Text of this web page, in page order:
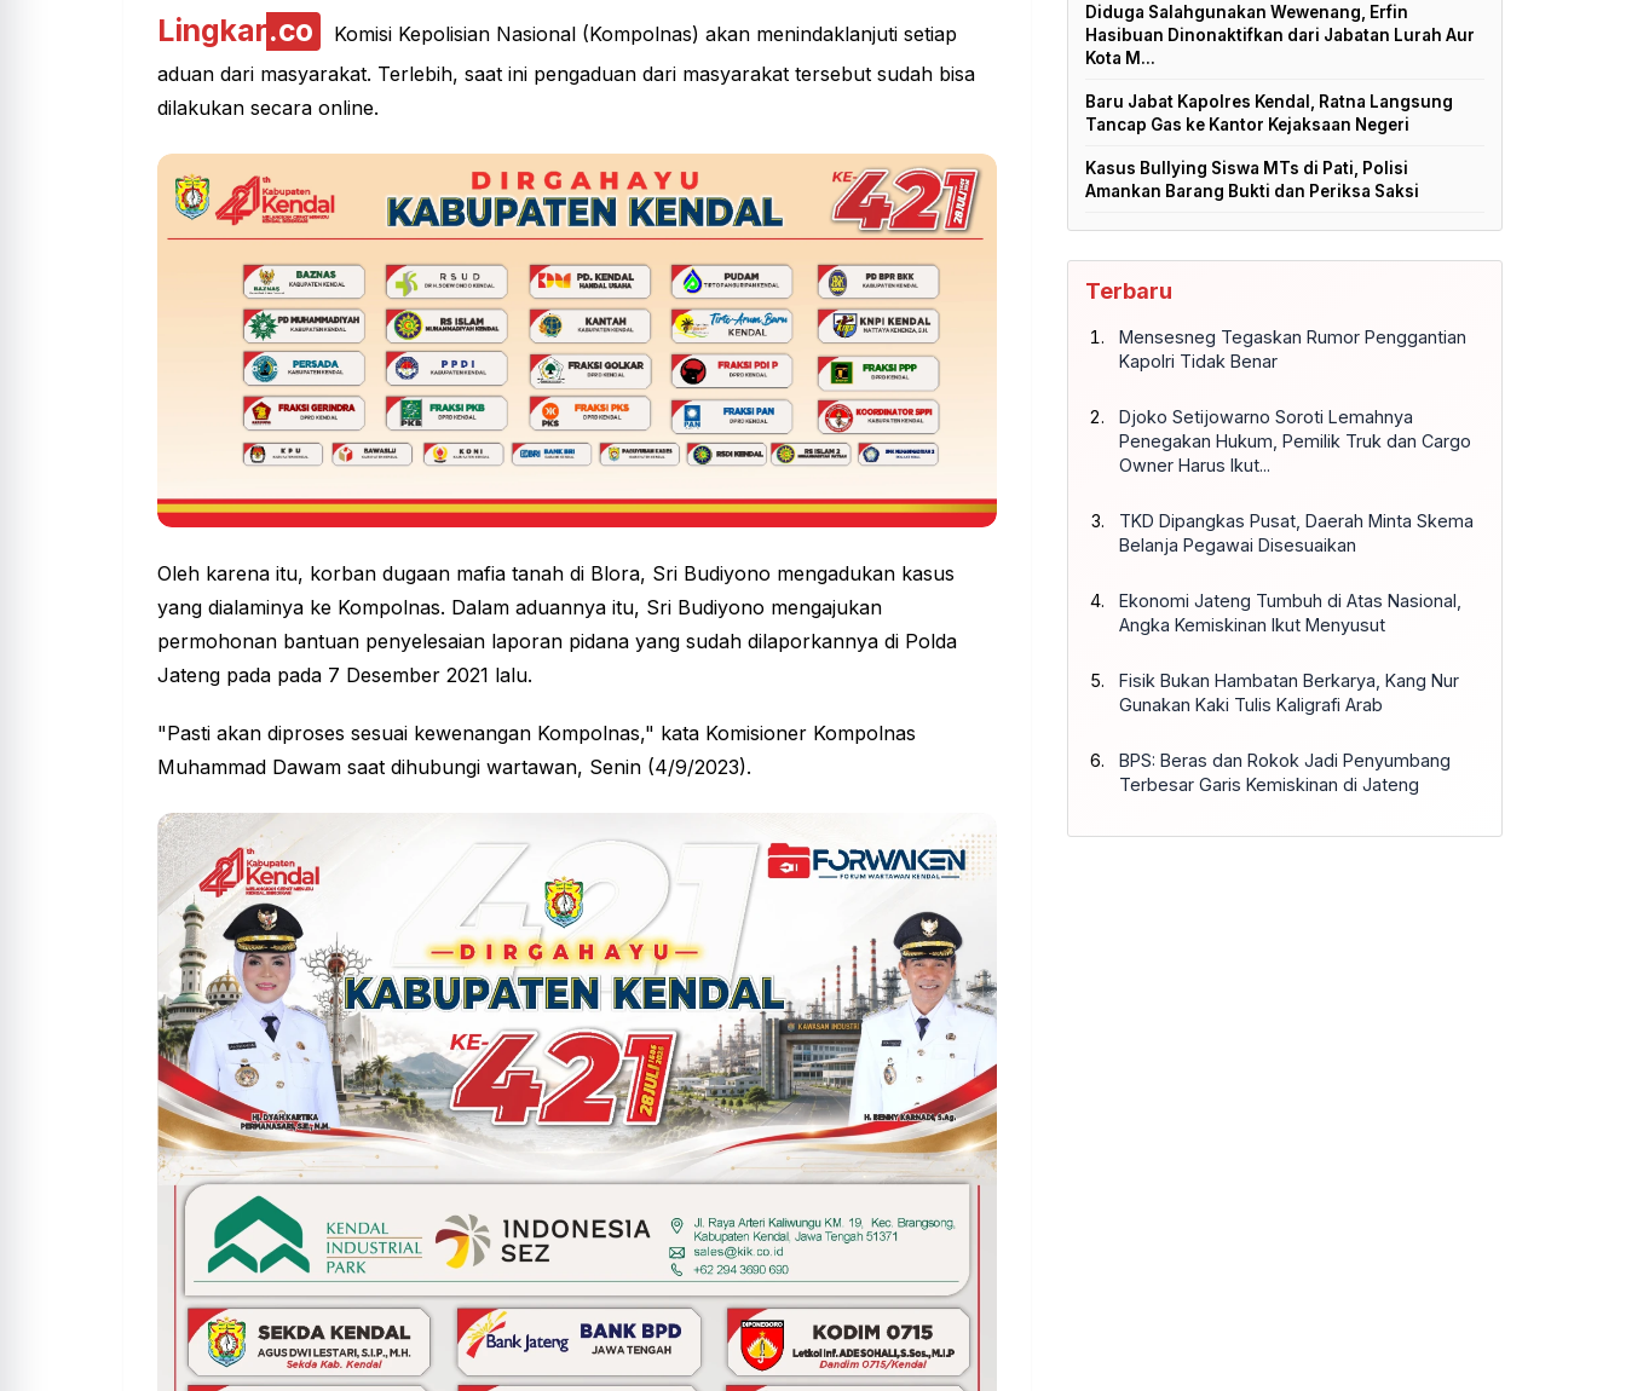
Lingkar.co
Komisi Kepolisian Nasional (Kompolnas) akan menindaklanjuti setiap
aduan dari masyarakat. Terlebih, saat ini pengaduan dari masyarakat tersebut sudah bisa
dilakukan secara online.
Oleh karena itu, korban dugaan mafia tanah di Blora, Sri Budiyono mengadukan kasus
yang dialaminya ke Kompolnas. Dalam aduannya itu, Sri Budiyono mengajukan
permohonan bantuan penyelesaian laporan pidana yang sudah dilaporkannya di Polda
Jateng pada pada 7 Desember 2021 lalu.
"Pasti akan diproses sesuai kewenangan Kompolnas," kata Komisioner Kompolnas
Muhammad Dawam saat dihubungi wartawan, Senin (4/9/2023).
Diduga Salahgunakan Wewenang, Erfin
Hasibuan Dinonaktifkan dari Jabatan Lurah Aur
Kota M...
Baru Jabat Kapolres Kendal, Ratna Langsung
Tancap Gas ke Kantor Kejaksaan Negeri
Kasus Bullying Siswa MTs di Pati, Polisi
Amankan Barang Bukti dan Periksa Saksi
Terbaru
Mensesneg Tegaskan Rumor Penggantian
Kapolri Tidak Benar
Djoko Setijowarno Soroti Lemahnya
Penegakan Hukum, Pemilik Truk dan Cargo
Owner Harus Ikut...
TKD Dipangkas Pusat, Daerah Minta Skema
Belanja Pegawai Disesuaikan
Ekonomi Jateng Tumbuh di Atas Nasional,
Angka Kemiskinan Ikut Menyusut
Fisik Bukan Hambatan Berkarya, Kang Nur
Gunakan Kaki Tulis Kaligrafi Arab
BPS: Beras dan Rokok Jadi Penyumbang
Terbesar Garis Kemiskinan di Jateng